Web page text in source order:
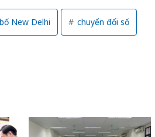
New Delhi chuyển đổi số